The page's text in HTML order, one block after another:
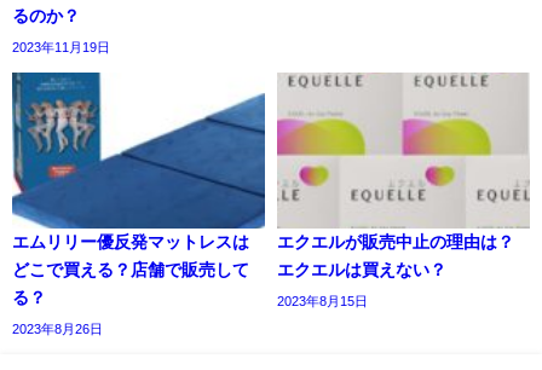
るのか？
2023年11月19日
エムリリー優反発マットレスは
どこで買える？店舗で販売して
る？
2023年8月26日
エクエルが販売中止の理由は？
エクエルは買えない？
2023年8月15日